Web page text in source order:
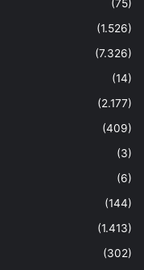
(75)
(1.526)
(7.326)
(14)
(2.177)
(409)
(3)
(6)
(144)
(1.413)
(302)